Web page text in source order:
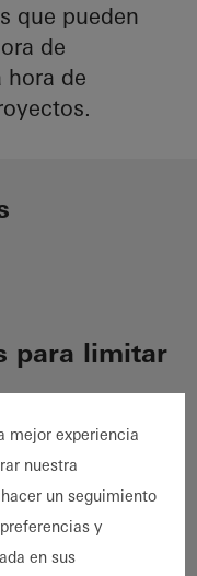
que pueden
de
hora de
para limitar
mejor experiencia
nuestra
un seguimiento
y
en sus